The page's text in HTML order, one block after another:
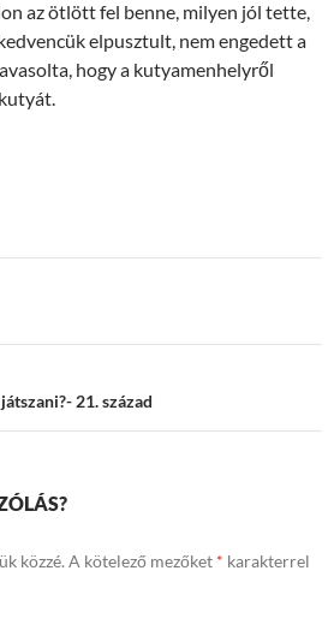
az ötlött fel benne, milyen jól tette,
elpusztult, nem engedett a
hogy a kutyamenhelyről
21. század
közzé. A kötelező mezőket * karakterrel